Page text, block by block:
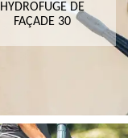
HYDROFUGE DE
FAÇADE 30